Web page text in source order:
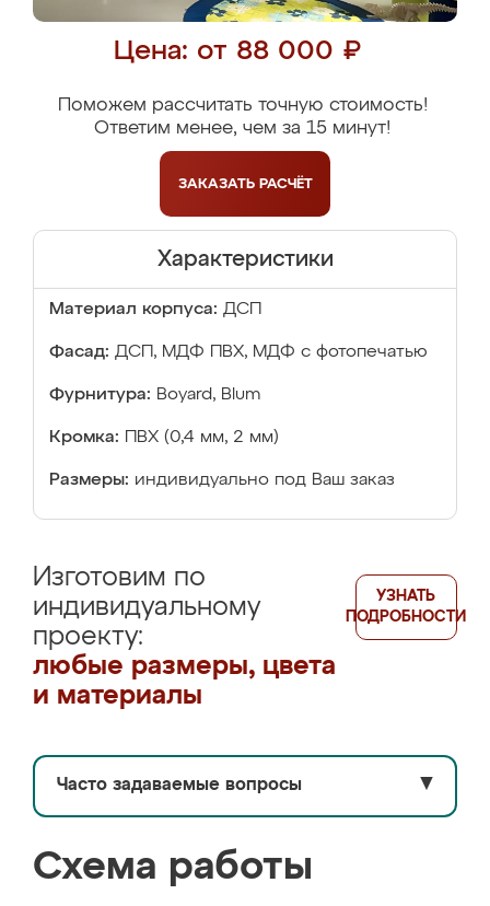
Цена: от 88 000 ₽
Поможем рассчитать точную стоимость!
Ответим менее, чем за 15 минут!
ЗАКАЗАТЬ РАСЧЁТ
Характеристики
Материал корпуса: ДСП
Фасад: ДСП, МДФ ПВХ, МДФ с фотопечатью
Фурнитура: Boyard, Blum
Кромка: ПВХ (0,4 мм, 2 мм)
Размеры: индивидуально под Ваш заказ
Изготовим по
индивидуальному
проекту:
любые размеры, цвета
и материалы
УЗНАТЬ
ПОДРОБНОСТИ
Часто задаваемые вопросы ▼
Схема работы